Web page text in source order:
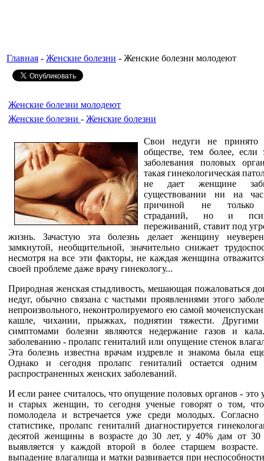
Главная - Женские болезни - Женские болезни молодеют
Женские болезни молодеют
Женские болезни - Женские болезни
Свои недуги не принято
обществе, тем более, если
заболевания половых
такая гинекологическая
не дает женщине
существовании ни на
причиной не только
страданий, но и
переживаний, ставит под
жизнь. Зачастую эта болезнь делает женщину
замкнутой, необщительной, значительно снижает
несмотря на все эти факторы, не каждая женщина отважится
своей проблеме даже врачу гинекологу...
Природная женская стыдливость, мешающая пожаловаться
недуг, обычно связана с частыми проявлениями этого
непроизвольного, неконтролируемого ею самой
кашле, чихании, прыжках, поднятии тяжести. Другими
симптомами болезни являются недержание газов и
заболеванию - пролапс гениталий или опущение стенок
Эта болезнь известна врачам издревле и знакома была
Однако и сегодня пролапс гениталий остается одним
распространенных женских заболеваний.
И если ранее считалось, что опущение половых органов - это
и старых женщин, то сегодня ученые говорят о том, что
помолодела и встречается уже среди молодых. Согласно
статистике, пролапс гениталий диагностируется
десятой женщины в возрасте до 30 лет, у 40% дам от
выявляется у каждой второй в более старшем
выпадение влагалища и матки развивается при